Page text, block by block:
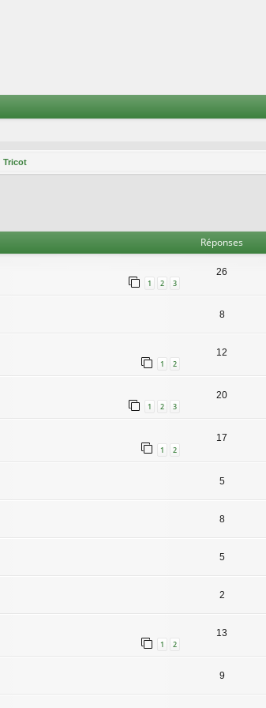
Tricot
Réponses
1 2 3
26
8
1 2
12
1 2 3
20
1 2
17
5
8
5
2
1 2
13
9